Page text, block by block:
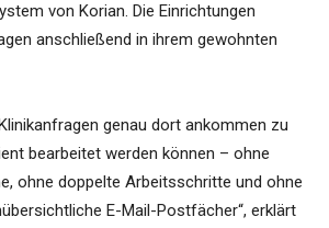
von Korian. Die Einrichtungen
anschließend in ihrem gewohnten
genau dort ankommen zu
bearbeitet werden können – ohne
ohne doppelte Arbeitsschritte und ohne
E-Mail-Postfächer“, erklärt